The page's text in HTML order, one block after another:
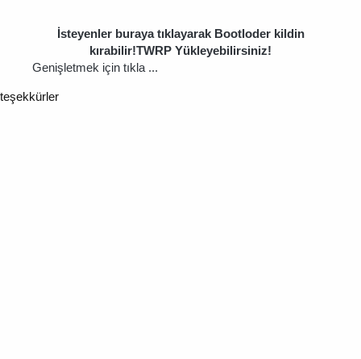
İsteyenler buraya tıklayarak Bootloder kildin
kırabilir!TWRP Yükleyebilirsiniz!
Genişletmek için tıkla ...
teşekkürler